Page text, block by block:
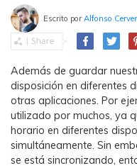
Tienda
Soporte
y
Precios para
Descuentos
Preguntas
Más Soporte
Sobre Nosotros
Blog
Tendencias
Tendencias
Concursos y eventos
ENCUENTRA MÁS
Escrito porAlfonso
Además de guardar
disposición en diferentes
otras aplicaciones. Por
utilizado por muchos, ya
horario en diferentes
simultáneamente. Sin
se está sincronizando,